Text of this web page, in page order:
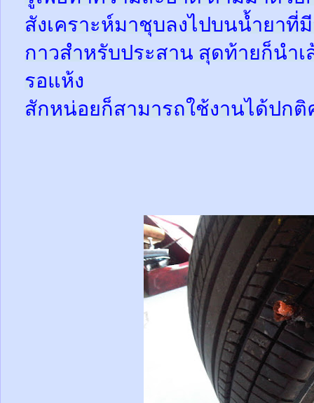
สังเคราะห์มาชุบลงไปบนน้ำยาที่
กาวสำหรับประสาน สุดท้ายก็นำเ
รอแห้ง
สักหน่อยก็สามารถใช้งานได้ปกติ